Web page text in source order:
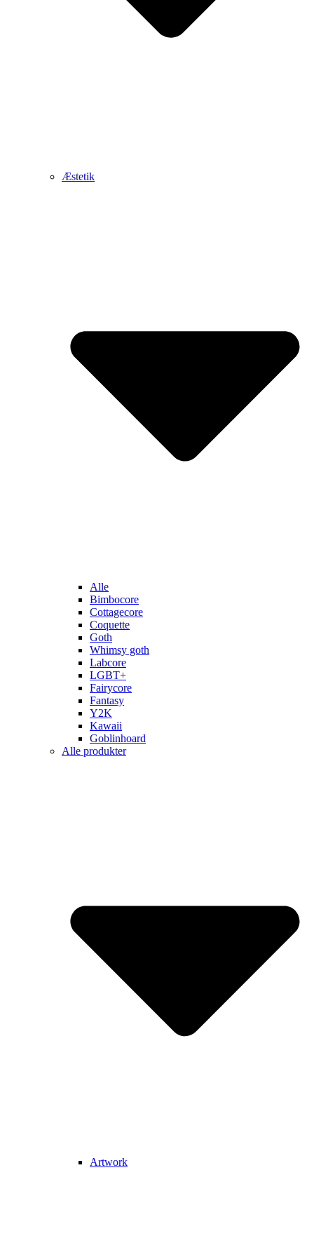
Æstetik
Alle
Bimbocore
Cottagecore
Coquette
Goth
Whimsy goth
Labcore
LGBT+
Fairycore
Fantasy
Y2K
Kawaii
Goblinhoard
Alle produkter
Artwork